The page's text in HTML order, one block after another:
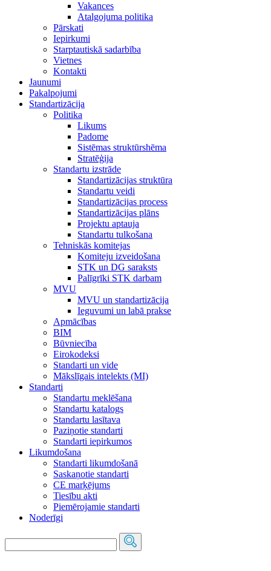
Vakances
Atalgojuma politika
Pārskati
Iepirkumi
Starptautiskā sadarbība
Vietnes
Kontakti
Jaunumi
Pakalpojumi
Standartizācija
Politika
Likums
Padome
Sistēmas struktūrshēma
Stratēģija
Standartu izstrāde
Standartizācijas struktūra
Standartu veidi
Standartizācijas process
Standartizācijas plāns
Projektu aptauja
Standartu tulkošana
Tehniskās komitejas
Komiteju izveidošana
STK un DG saraksts
Palīgrīki STK darbam
MVU
MVU un standartizācija
Ieguvumi un labā prakse
Apmācības
BIM
Būvniecība
Eirokodeksi
Standarti un vide
Mākslīgais intelekts (MI)
Standarti
Standartu meklēšana
Standartu katalogs
Standartu lasītava
Paziņotie standarti
Standarti iepirkumos
Likumdošana
Standarti likumdošanā
Saskaņotie standarti
CE marķējums
Tiesību akti
Piemērojamie standarti
Noderīgi